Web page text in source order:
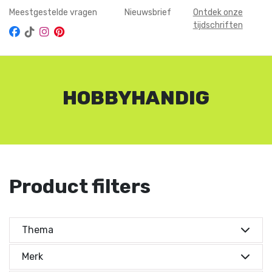
Meestgestelde vragen Nieuwsbrief
Ontdek onze
tijdschriften
HOBBYHANDIG
Product filters
Thema
Kies je thema's
Merk